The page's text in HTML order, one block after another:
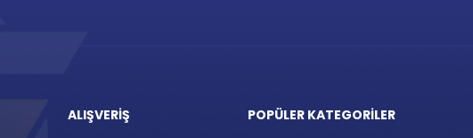
ALIŞVERİŞ POPÜLER KATEGORİLER